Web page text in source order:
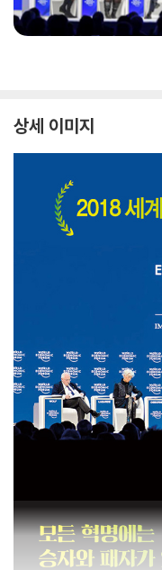
상세 이미지